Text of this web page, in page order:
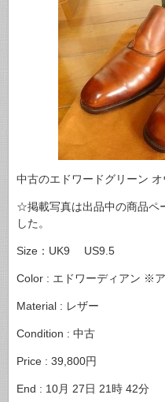
中古のエドワードグリーン
☆掲載写真は出品中の商品ペ
した。
Size：UK9 US9.5
Color : エドワーディアン ※
Material : レザー
Condition : 中古
Price : 39,800円
End : 10月 27日 21時 42分